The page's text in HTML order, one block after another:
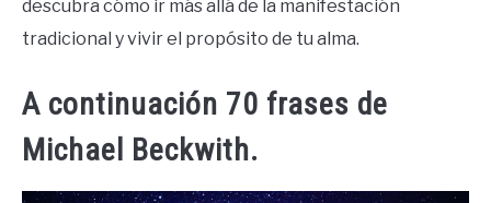
descubra cómo ir más allá de la manifestación
tradicional y vivir el propósito de tu alma.
A continuación 70 frases de
Michael Beckwith.